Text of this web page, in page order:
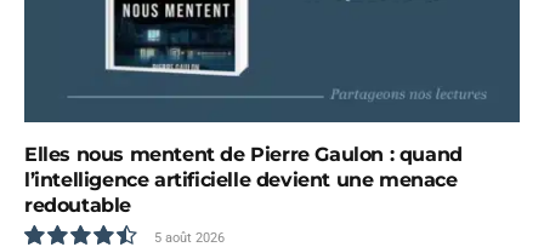
Elles nous mentent de Pierre Gaulon : quand
l’intelligence artificielle devient une menace
redoutable
5 août 2026